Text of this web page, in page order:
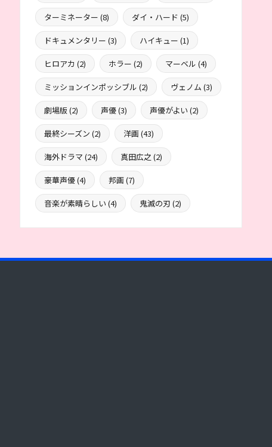
ターミネーター (8) ダイ・ハード (5)
ドキュメンタリー (3) ハイキュー (1)
ヒロアカ (2) ホラー (2) マーベル (4)
ミッションインポッシブル (2) ヴェノム (3)
劇場版 (2) 声優(3) 声優がよい (2)
最終シーズン (2) 洋画(43)
海外ドラマ (24) 真田広之 (2)
豪華声優(4) 邦画(7)
音楽が素晴らしい (4) 鬼滅の刃 (2)